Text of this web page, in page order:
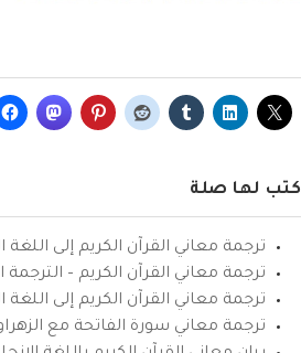
كتب لها صلة
ترجمة معاني القرآن الكريم إلى اللغة
ترجمة معاني القرآن الكريم – الترجمة
ترجمة معاني القرآن الكريم إلى
ترجمة معاني سورة الفاتحة مع